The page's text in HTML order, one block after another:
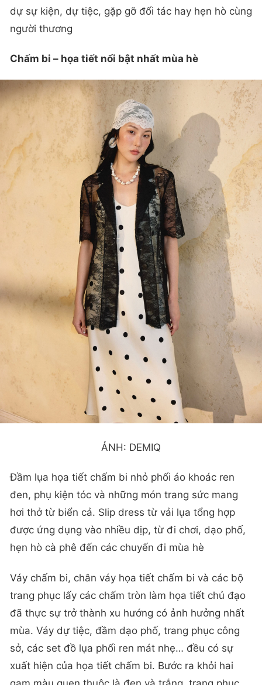
dự sự kiện, dự tiệc, gặp gỡ đối tác hay hẹn hò cùng
người thương
Chấm bi – họa tiết nổi bật nhất mùa hè
ẢNH: DEMIQ
Đầm lụa họa tiết chấm bi nhỏ phối áo khoác ren
đen, phụ kiện tóc và những món trang sức mang
hơi thở từ biển cả. Slip dress từ vải lụa tổng hợp
được ứng dụng vào nhiều dịp, từ đi chơi, dạo phố,
hẹn hò cà phê đến các chuyến đi mùa hè
Váy chấm bi, chân váy họa tiết chấm bi và các bộ
trang phục lấy các chấm tròn làm họa tiết chủ đạo
đã thực sự trở thành xu hướng có ảnh hưởng nhất
mùa. Váy dự tiệc, đầm dạo phố, trang phục công
sở, các set đồ lụa phối ren mát nhẹ… đều có sự
xuất hiện của họa tiết chấm bi. Bước ra khỏi hai